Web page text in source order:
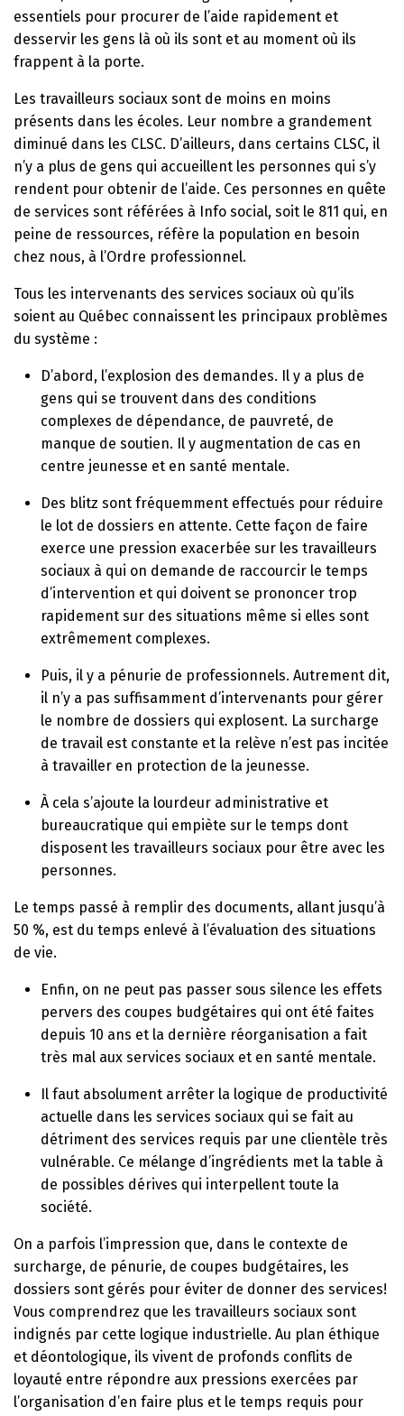
essentiels pour procurer de l’aide rapidement et
desservir les gens là où ils sont et au moment où ils
frappent à la porte.
Les travailleurs sociaux sont de moins en moins
présents dans les écoles. Leur nombre a grandement
diminué dans les CLSC. D’ailleurs, dans certains CLSC, il
n’y a plus de gens qui accueillent les personnes qui s’y
rendent pour obtenir de l’aide. Ces personnes en quête
de services sont référées à Info social, soit le 811 qui, en
peine de ressources, réfère la population en besoin
chez nous, à l’Ordre professionnel.
Tous les intervenants des services sociaux où qu’ils
soient au Québec connaissent les principaux problèmes
du système :
D’abord, l’explosion des demandes. Il y a plus de
gens qui se trouvent dans des conditions
complexes de dépendance, de pauvreté, de
manque de soutien. Il y augmentation de cas en
centre jeunesse et en santé mentale.
Des blitz sont fréquemment effectués pour réduire
le lot de dossiers en attente. Cette façon de faire
exerce une pression exacerbée sur les travailleurs
sociaux à qui on demande de raccourcir le temps
d’intervention et qui doivent se prononcer trop
rapidement sur des situations même si elles sont
extrêmement complexes.
Puis, il y a pénurie de professionnels. Autrement dit,
il n’y a pas suffisamment d’intervenants pour gérer
le nombre de dossiers qui explosent. La surcharge
de travail est constante et la relève n’est pas incitée
à travailler en protection de la jeunesse.
À cela s’ajoute la lourdeur administrative et
bureaucratique qui empiète sur le temps dont
disposent les travailleurs sociaux pour être avec les
personnes.
Le temps passé à remplir des documents, allant jusqu’à
50 %, est du temps enlevé à l’évaluation des situations
de vie.
Enfin, on ne peut pas passer sous silence les effets
pervers des coupes budgétaires qui ont été faites
depuis 10 ans et la dernière réorganisation a fait
très mal aux services sociaux et en santé mentale.
Il faut absolument arrêter la logique de productivité
actuelle dans les services sociaux qui se fait au
détriment des services requis par une clientèle très
vulnérable. Ce mélange d’ingrédients met la table à
de possibles dérives qui interpellent toute la
société.
On a parfois l’impression que, dans le contexte de
surcharge, de pénurie, de coupes budgétaires, les
dossiers sont gérés pour éviter de donner des services!
Vous comprendrez que les travailleurs sociaux sont
indignés par cette logique industrielle. Au plan éthique
et déontologique, ils vivent de profonds conflits de
loyauté entre répondre aux pressions exercées par
l’organisation d’en faire plus et le temps requis pour